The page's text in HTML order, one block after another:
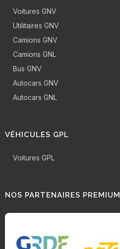
Voitures GNV
Utilitaires GNV
Camions GNV
Camions GNL
Bus GNV
Autocars GNV
Autocars GNL
VÉHICULES GPL
Voitures GPL
NOS PARTENAIRES PREMIUM